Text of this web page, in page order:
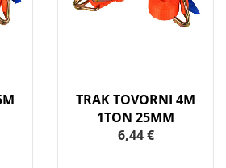
TRAK TOVORNI 4M
1TON 25MM
6,44 €